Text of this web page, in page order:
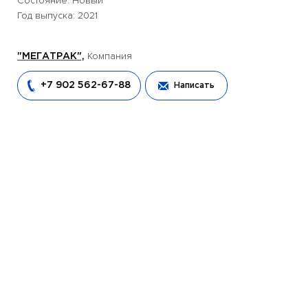
Год выпуска: 2021
"МЕГАТРАК", Компания
+7 902 562-67-88 Написать